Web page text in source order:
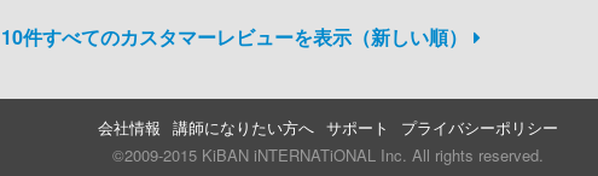
10件すべてのカスタマーレビューを表示（新しい順）
会社情報 講師になりたい方へ サポート
プライバシーポリシー
©2009-2015 KiBAN iNTERNATiONAL Inc. All rights reserved.